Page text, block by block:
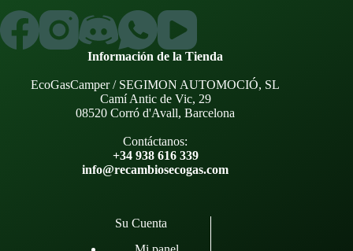
Información de la Tienda
EcoGasCamper / SEGIMON AUTOMOCIÓ, SL
Camí Antic de Vic, 29
08520 Corró d'Avall, Barcelona
Contáctanos:
+34 938 616 339
info@recambiosecogas.com
Su Cuenta